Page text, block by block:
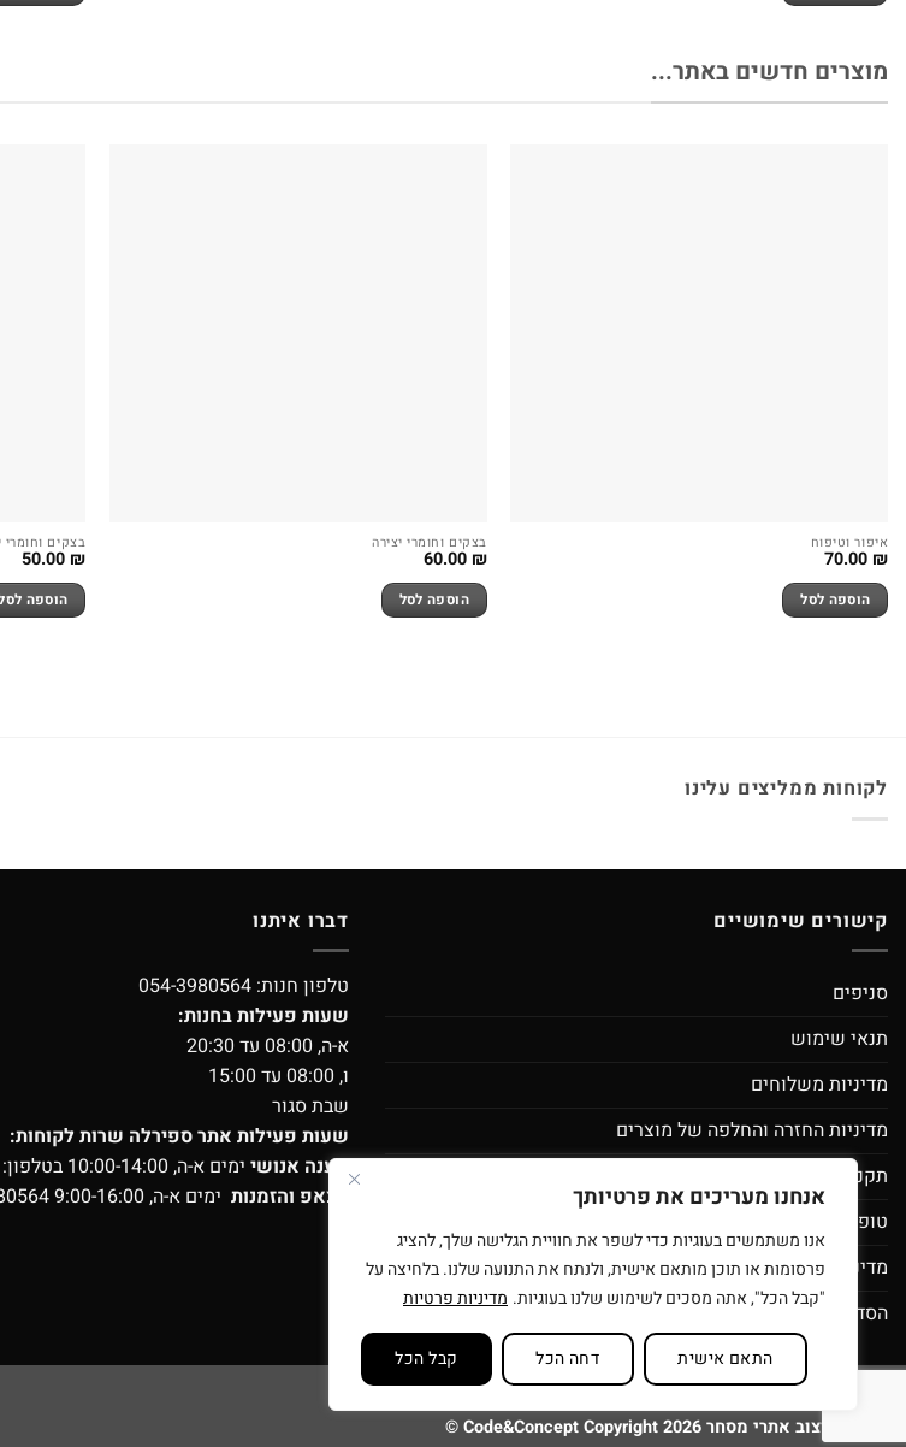
אנחנו מעריכים את פרטיותך
אנו משתמשים בעוגיות כדי לשפר את חוויית הגלישה שלך, להציג
פרסומות או תוכן מותאם אישית, ולנתח את התנועה שלנו. בלחיצה על
"קבל הכל", אתה מסכים לשימוש שלנו בעוגיות. מדיניות פרטיות
התאם אישית דחה הכל קבל הכל
מוצרים חדשים באתר...
איפור וטיפוח
70.00 ₪
הוספה לסל
בצקים וחומרי יצירה
60.00 ₪
הוספה לסל
בצקים וחומרי
50.00 ₪
הוספה
לקוחות ממליצים עלינו
קישורים שימושיים
סניפים
תנאי שימוש
מדיניות משלוחים
מדיניות החזרה והחלפה של מוצרים
תקנון מועדון לקוחות ספירלה- מסובבים את המחירים
טופס בקשת מחיקת פרטי משתמש
מדיניות פרטיות
הסדרי נגישות
דברו איתנו
טלפון חנות: 054-3980564
שעות פעילות בחנות:
א-ה, 08:00 עד 20:30
ו, 08:00 עד 15:00
שבת סגור
שעות פעילות אתר ספירלה שרות לקוחות:
מענה אנושי ימים א-ה, 10:00-14:00 בטלפון:
ווצאפ והזמנות ימים א-ה, 9:00-16:00
תנאי שימוש בית עץ לילדים רוצים להיות זכיינים של ספירלה צעצועים?
בניית ועיצוב אתרי מסחר Code&Concept Copyright 2026 ©